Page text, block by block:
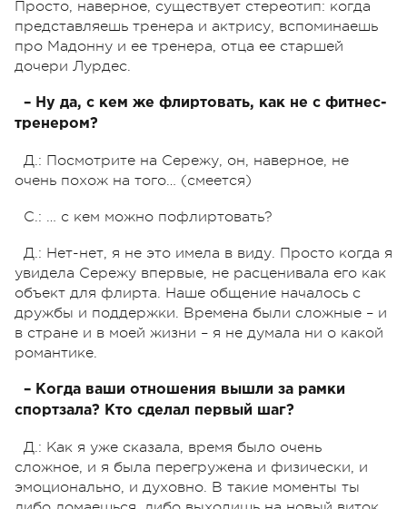
Просто, наверное, существует стереотип: когда
представляешь тренера и актрису, вспоминаешь
про Мадонну и ее тренера, отца ее старшей
дочери Лурдес.
– Ну да, с кем же флиртовать, как не с фитнес-
тренером?
Д.: Посмотрите на Сережу, он, наверное, не
очень похож на того… (смеется)
С.: … с кем можно пофлиртовать?
Д.: Нет-нет, я не это имела в виду. Просто когда я
увидела Сережу впервые, не расценивала его как
объект для флирта. Наше общение началось с
дружбы и поддержки. Времена были сложные – и
в стране и в моей жизни – я не думала ни о какой
романтике.
– Когда ваши отношения вышли за рамки
спортзала? Кто сделал первый шаг?
Д.: Как я уже сказала, время было очень
сложное, и я была перегружена и физически, и
эмоционально, и духовно. В такие моменты ты